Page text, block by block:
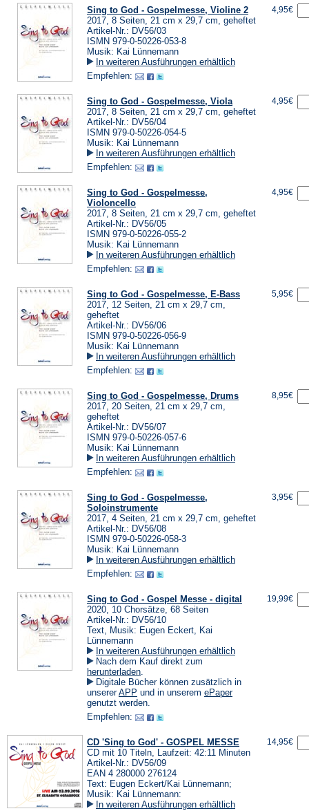
Sing to God - Gospelmesse, Violine 2
2017, 8 Seiten, 21 cm x 29,7 cm, geheftet
Artikel-Nr.: DV56/03
ISMN 979-0-50226-053-8
Musik: Kai Lünnemann
In weiteren Ausführungen erhältlich
Empfehlen:
4,95€
Sing to God - Gospelmesse, Viola
2017, 8 Seiten, 21 cm x 29,7 cm, geheftet
Artikel-Nr.: DV56/04
ISMN 979-0-50226-054-5
Musik: Kai Lünnemann
In weiteren Ausführungen erhältlich
Empfehlen:
4,95€
Sing to God - Gospelmesse,
Violoncello
2017, 8 Seiten, 21 cm x 29,7 cm, geheftet
Artikel-Nr.: DV56/05
ISMN 979-0-50226-055-2
Musik: Kai Lünnemann
In weiteren Ausführungen erhältlich
Empfehlen:
4,95€
Sing to God - Gospelmesse, E-Bass
2017, 12 Seiten, 21 cm x 29,7 cm,
geheftet
Artikel-Nr.: DV56/06
ISMN 979-0-50226-056-9
Musik: Kai Lünnemann
In weiteren Ausführungen erhältlich
Empfehlen:
5,95€
Sing to God - Gospelmesse, Drums
2017, 20 Seiten, 21 cm x 29,7 cm,
geheftet
Artikel-Nr.: DV56/07
ISMN 979-0-50226-057-6
Musik: Kai Lünnemann
In weiteren Ausführungen erhältlich
Empfehlen:
8,95€
Sing to God - Gospelmesse,
Soloinstrumente
2017, 4 Seiten, 21 cm x 29,7 cm, geheftet
Artikel-Nr.: DV56/08
ISMN 979-0-50226-058-3
Musik: Kai Lünnemann
In weiteren Ausführungen erhältlich
Empfehlen:
3,95€
Sing to God - Gospel Messe - digital
2020, 10 Chorsätze, 68 Seiten
Artikel-Nr.: DV56/10
Text, Musik: Eugen Eckert, Kai
Lünnemann
In weiteren Ausführungen erhältlich
Nach dem Kauf direkt zum
herunterladen(Öffnet
in
einem
neuen
.
Digitale Bücher können zusätzlich in
unsererAPP (Öffnet
in
neuen
und in unserem ePaper(Öffnet
genutzt werden.
Empfehlen:
19,99€
CD 'Sing to God' - GOSPEL MESSE
CD mit 10 Titeln, Laufzeit: 42:11 Minuten
Artikel-Nr.: DV56/09
EAN 4 280000 276124
Text: Eugen Eckert/Kai Lünnemann;
Musik: Kai Lünnemann:
In weiteren Ausführungen erhältlich
14,95€